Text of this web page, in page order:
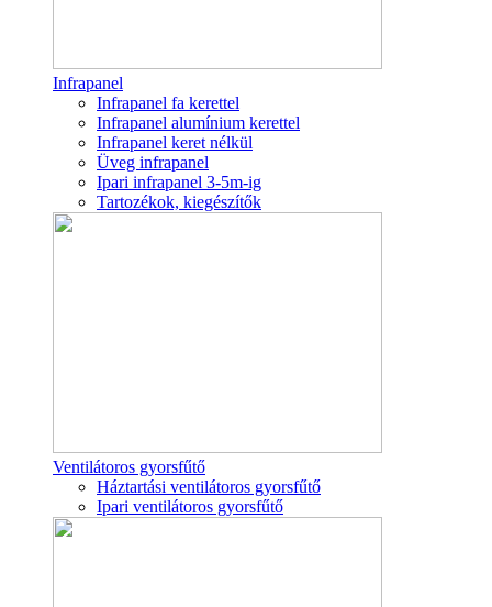
Infrapanel
Infrapanel fa kerettel
Infrapanel alumínium kerettel
Infrapanel keret nélkül
Üveg infrapanel
Ipari infrapanel 3-5m-ig
Tartozékok, kiegészítők
Ventilátoros gyorsfűtő
Háztartási ventilátoros gyorsfűtő
Ipari ventilátoros gyorsfűtő